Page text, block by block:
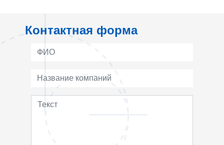
Контактная форма